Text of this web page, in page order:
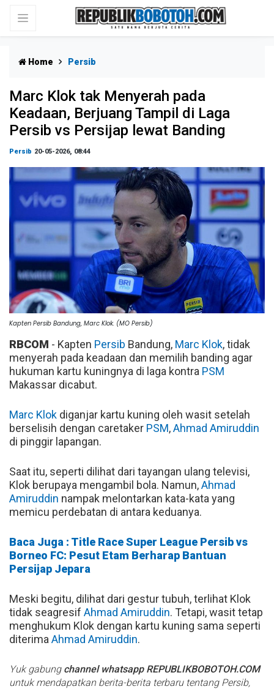
Home Persib
Marc Klok tak Menyerah pada
Keadaan, Berjuang Tampil di Laga
Persib vs Persijap lewat Banding
Persib 20-05-2026, 08:44
Kapten Persib Bandung, Marc Klok. (MO Persib)
RBCOM - Kapten Persib Bandung, Marc Klok, tidak
menyerah pada keadaan dan memilih banding agar
hukuman kartu kuningnya di laga kontra PSM
Makassar dicabut.
Marc Klok diganjar kartu kuning oleh wasit setelah
berselisih dengan caretaker PSM,Ahmad Amiruddin
di pinggir lapangan.
Saat itu, seperti dilihat dari tayangan ulang televisi,
Klok berupaya mengambil bola. Namun,Ahmad
Amiruddin nampak melontarkan kata-kata yang
memicu perdebatan di antara keduanya.
Baca Juga : Title Race Super League Persib vs
Borneo FC: Pesut Etam Berharap Bantuan
Persijap Jepara
Meski begitu, dilihat dari gestur tubuh, terlihat Klok
tidak seagresif Ahmad Amiruddin. Tetapi, wasit tetap
menghukum Klok dengan kartu kuning sama seperti
diterima Ahmad Amiruddin.
Yuk gabung channel whatsapp REPUBLIKBOBOTOH.COM
untuk mendapatkan berita-berita terbaru tentang Persib,